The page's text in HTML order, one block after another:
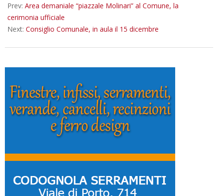
Prev: Area demaniale “piazzale Molinari” al Comune, la
cerimonia ufficiale
Next: Consiglio Comunale, in aula il 15 dicembre